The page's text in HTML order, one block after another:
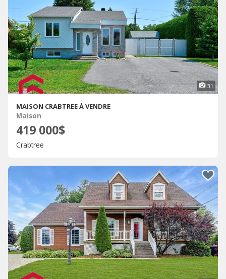
31
MAISON CRABTREE À VENDRE
Maison
419 000$
Crabtree